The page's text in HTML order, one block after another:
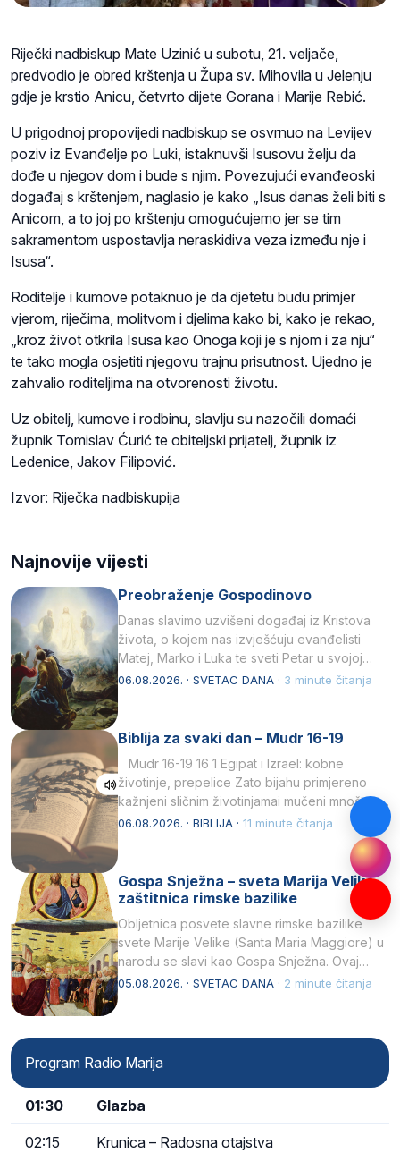
Riječki nadbiskup Mate Uzinić u subotu, 21. veljače,
predvodio je obred krštenja u Župa sv. Mihovila u Jelenju
gdje je krstio Anicu, četvrto dijete Gorana i Marije Rebić.
U prigodnoj propovijedi nadbiskup se osvrnuo na Levijev
poziv iz Evanđelje po Luki, istaknuvši Isusovu želju da
dođe u njegov dom i bude s njim. Povezujući evanđeoski
događaj s krštenjem, naglasio je kako „Isus danas želi biti s
Anicom, a to joj po krštenju omogućujemo jer se tim
sakramentom uspostavlja neraskidiva veza između nje i
Isusa“.
Roditelje i kumove potaknuo je da djetetu budu primjer
vjerom, riječima, molitvom i djelima kako bi, kako je rekao,
„kroz život otkrila Isusa kao Onoga koji je s njom i za nju“
te tako mogla osjetiti njegovu trajnu prisutnost. Ujedno je
zahvalio roditeljima na otvorenosti životu.
Uz obitelj, kumove i rodbinu, slavlju su nazočili domaći
župnik Tomislav Ćurić te obiteljski prijatelj, župnik iz
Ledenice, Jakov Filipović.
Izvor: Riječka nadbiskupija
Najnovije vijesti
Preobraženje Gospodinovo
Danas slavimo uzvišeni događaj iz Kristova
života, o kojem nas izvješćuju evanđelisti
Matej, Marko i Luka te sveti Petar u svojoj
drugoj…
06.08.2026. · SVETAC DANA · 3 minute čitanja
Biblija za svaki dan – Mudr 16-19
Mudr 16-19 16 1 Egipat i Izrael: kobne
životinje, prepelice Zato bijahu primjereno
kažnjeni sličnim životinjamai mučeni mnoštvom
kukaca.2 A narod…
06.08.2026. · BIBLIJA · 11 minute čitanja
Gospa Snježna – sveta Marija Velika,
zaštitnica rimske bazilike
Obljetnica posvete slavne rimske bazilike
svete Marije Velike (Santa Maria Maggiore) u
narodu se slavi kao Gospa Snježna. Ovaj
naziv, Sancta Maria…
05.08.2026. · SVETAC DANA · 2 minute čitanja
Program Radio Marija
01:30 Glazba
02:15 Krunica – Radosna otajstva